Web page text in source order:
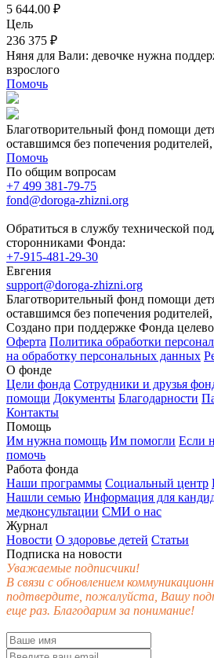
5 644.00 ₽
Цель
236 375 ₽
Няня для Вали: девочке нужна
взрослого
Помочь
Благотворительный фонд помощи
оставшимся без попечения
Помочь
По общим вопросам
+7 499 381-79-75
fond@doroga-zhizni.org
Обратиться в службу технической
сторонниками Фонда:
+7-915-481-29-30
Евгения
support@doroga-zhizni.org
Благотворительный фонд помощи
оставшимся без попечения
Создано при поддержке Фонда
Оферта Политика обработки
на обработку персональных данных
О фонде
Цели фонда Сотрудники и друзья
помощи Документы Благодарности
Контакты
Помощь
Им нужна помощь Им помогли Если
помочь
Работа фонда
Наши программы Социальный центр
Нашли семью Информация для
медконсультации СМИ о нас
Журнал
Новости О здоровье детей Статьи
Подписка на новости
Уважаемые подписчики!
В связи с обновлением
подтвердите, пожалуйста, Вашу
еще раз. Благодарим за понимание!